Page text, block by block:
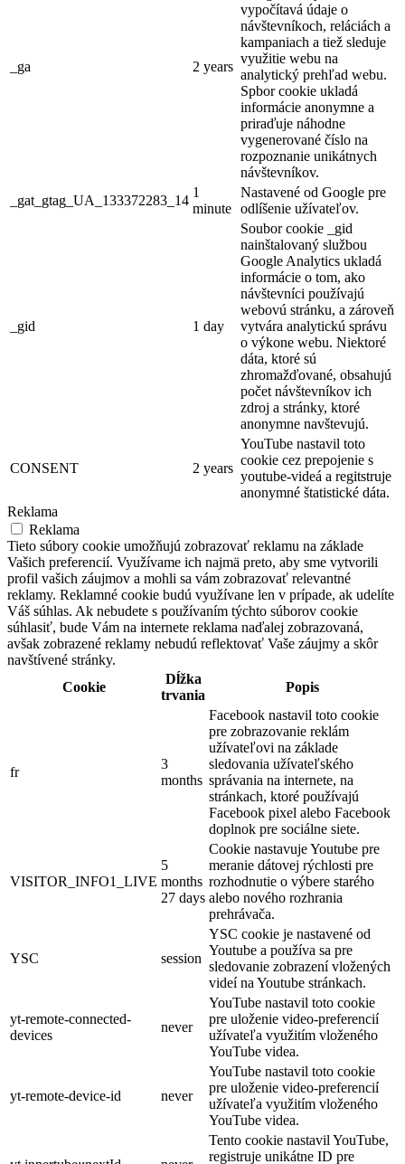
_ga 2 years
vypočítavá údaje o
návštevníkoch, reláciách a
kampaniach a tiež sleduje
využitie webu na
analytický prehľad webu.
Spbor cookie ukladá
informácie anonymne a
priraďuje náhodne
vygenerované číslo na
rozpoznanie unikátnych
návštevníkov.
_gat_gtag_UA_133372283_14
1
minute
Nastavené od Google pre
odlíšenie užívateľov.
_gid 1 day
Soubor cookie _gid
nainštalovaný službou
Google Analytics ukladá
informácie o tom, ako
návštevníci používajú
webovú stránku, a zároveň
vytvára analytickú správu
o výkone webu. Niektoré
dáta, ktoré sú
zhromažďované, obsahujú
počet návštevníkov ich
zdroj a stránky, ktoré
anonymne navštevujú.
CONSENT 2 years
YouTube nastavil toto
cookie cez prepojenie s
youtube-videá a regitstruje
anonymné štatistické dáta.
Reklama
Reklama
Tieto súbory cookie umožňujú zobrazovať reklamu na základe
Vašich preferencií. Využívame ich najmä preto, aby sme vytvorili
profil vašich záujmov a mohli sa vám zobrazovať relevantné
reklamy. Reklamné cookie budú využívane len v prípade, ak udelíte
Váš súhlas. Ak nebudete s používaním týchto súborov cookie
súhlasiť, bude Vám na internete reklama naďalej zobrazovaná,
avšak zobrazené reklamy nebudú reflektovať Vaše záujmy a skôr
navštívené stránky.
Cookie
Dĺžka
trvania
Popis
fr
3
months
Facebook nastavil toto cookie
pre zobrazovanie reklám
užívateľovi na základe
sledovania užívateľského
správania na internete, na
stránkach, ktoré používajú
Facebook pixel alebo Facebook
doplnok pre sociálne siete.
VISITOR_INFO1_LIVE
5
months
27 days
Cookie nastavuje Youtube pre
meranie dátovej rýchlosti pre
rozhodnutie o výbere starého
alebo nového rozhrania
prehrávača.
YSC session
YSC cookie je nastavené od
Youtube a používa sa pre
sledovanie zobrazení vložených
videí na Youtube stránkach.
yt-remote-connected-
devices
never
YouTube nastavil toto cookie
pre uloženie video-preferencií
užívateľa využitím vloženého
YouTube videa.
yt-remote-device-id never
YouTube nastavil toto cookie
pre uloženie video-preferencií
užívateľa využitím vloženého
YouTube videa.
Tento cookie nastavil YouTube,
registruje unikátne ID pre